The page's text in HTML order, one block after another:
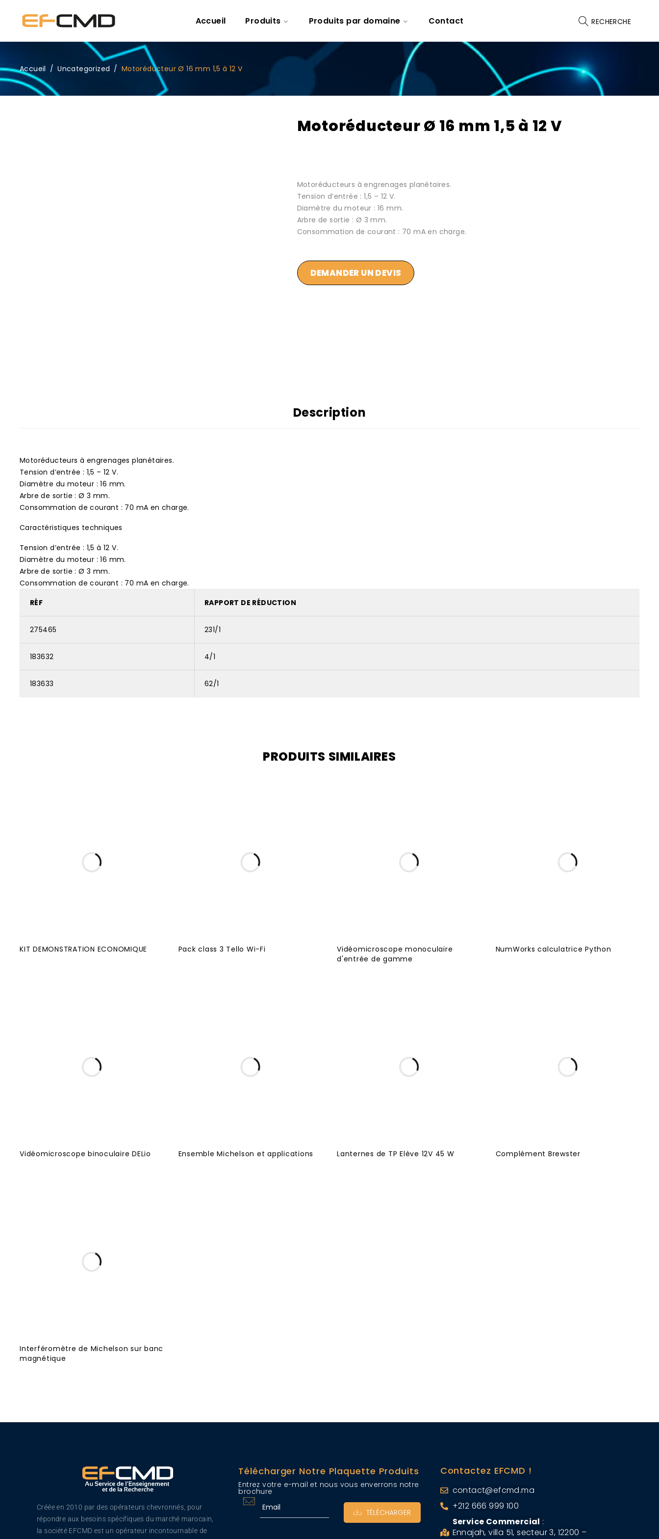
Accueil Produits Produits par domaine Contact RECHERCHE
Accueil / Uncategorized / Motoréducteur Ø 16 mm 1,5 à 12 V
Motoréducteur Ø 16 mm 1,5 à 12 V
Motoréducteurs à engrenages planétaires.
Tension d’entrée : 1,5 – 12 V.
Diamètre du moteur : 16 mm.
Arbre de sortie : Ø 3 mm.
Consommation de courant : 70 mA en charge.
DEMANDER UN DEVIS
Description
Motoréducteurs à engrenages planétaires.
Tension d’entrée : 1,5 – 12 V.
Diamètre du moteur : 16 mm.
Arbre de sortie : Ø 3 mm.
Consommation de courant : 70 mA en charge.
Caractéristiques techniques
Tension d’entrée : 1,5 à 12 V.
Diamètre du moteur : 16 mm.
Arbre de sortie : Ø 3 mm.
Consommation de courant : 70 mA en charge.
275465 231/1
183632 4/1
183633 62/1
RÉF RAPPORT DE RÉDUCTION
PRODUITS SIMILAIRES
KIT DEMONSTRATION ECONOMIQUE Pack class 3 Tello Wi-Fi
Vidéomicroscope monoculaire
d'entrée de gamme
NumWorks calculatrice Python
Vidéomicroscope binoculaire DELio Ensemble Michelson et applications Lanternes de TP Elève 12V 45 W Complément Brewster
Interféromètre de Michelson sur banc
magnétique
Créée en 2010 par des opérateurs chevronnés, pour
répondre aux besoins spécifiques du marché marocain,
la société EFCMD est un opérateur incontournable de
Télécharger Notre Plaquette Produits
Entrez votre e-mail et nous vous enverrons notre
brochure
TÉLÉCHARGER
Contactez EFCMD !
contact@efcmd.ma
+212 666 999 100
Service Commercial :
Ennajah, villa 51, secteur 3, 12200 –